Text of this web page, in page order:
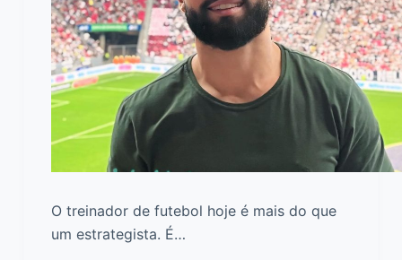
O treinador de futebol hoje é mais do que
um estrategista. É…